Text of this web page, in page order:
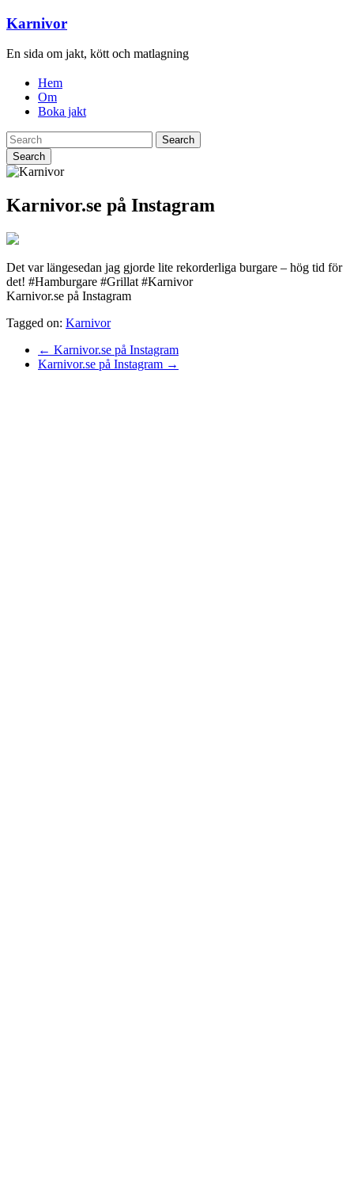
Karnivor
En sida om jakt, kött och matlagning
Hem
Om
Boka jakt
Search
Karnivor.se på Instagram
Det var längesedan jag gjorde lite rekorderliga burgare – hög tid för
det! #Hamburgare #Grillat #Karnivor
Karnivor.se på Instagram
Tagged on: Karnivor
← Karnivor.se på Instagram
Karnivor.se på Instagram →